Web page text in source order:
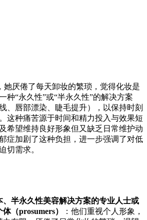
她厌倦了每天卸妆的繁琐，觉得化妆是
种“永久性”或“半永久性”的解决方案
、唇部漂染、睫毛提升），以保持时刻
这种痛苦源于时间和精力投入与效果短
希望维持良好形象但又缺乏日常维护动
症加剧了这种负担，进一步强调了对低
切需求。
、半永久性美容解决方案的专业人士或
（prosumers）
：他们重视个人形象，